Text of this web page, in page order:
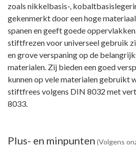
zoals nikkelbasis-,
gekenmerkt door een hoge
spanen en geeft goede
stiftfrezen voor universeel gebruik
en grove verspaning op de
materialen. Zij bieden een goed
kunnen op vele materialen gebruikt
stiftfrees volgens DIN 8032 met
8033.
Plus- en minpunten (Volgens